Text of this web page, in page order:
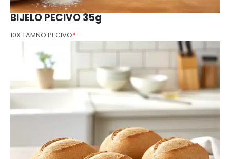
BIJELO PECIVO 35g
*
10X TAMNO PECIVO